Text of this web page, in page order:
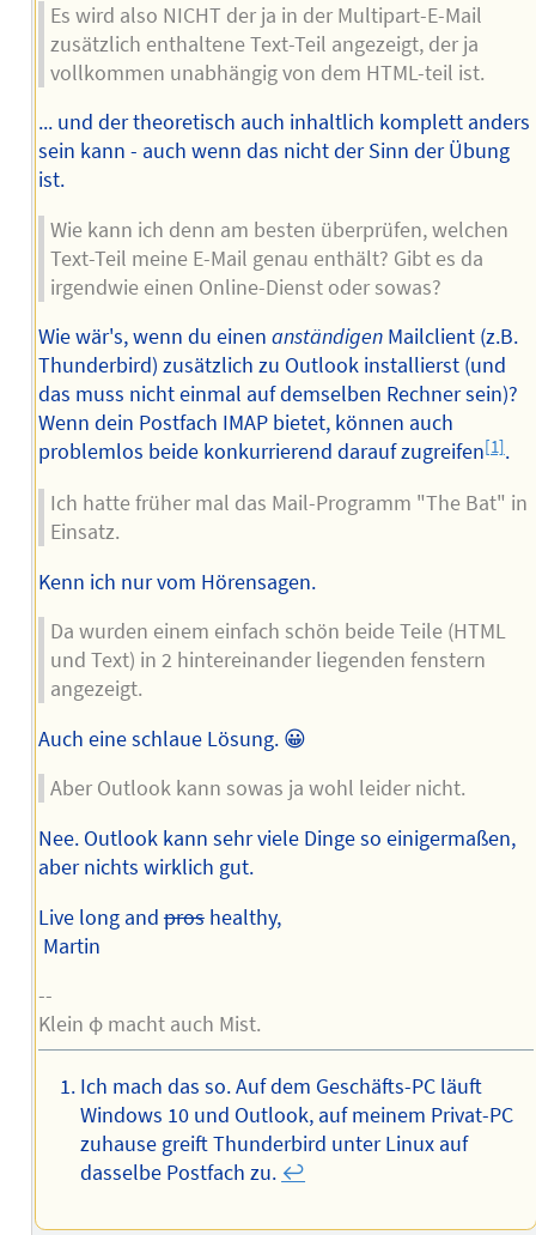
Es wird also NICHT der ja in der Multipart-E-Mail
zusätzlich enthaltene Text-Teil angezeigt, der ja
vollkommen unabhängig von dem HTML-teil ist.
... und der theoretisch auch inhaltlich komplett anders
sein kann - auch wenn das nicht der Sinn der Übung
ist.
Wie kann ich denn am besten überprüfen, welchen
Text-Teil meine E-Mail genau enthält? Gibt es da
irgendwie einen Online-Dienst oder sowas?
Wie wär's, wenn du einen anständigenMailclient (z.B.
Thunderbird) zusätzlich zu Outlook installierst (und
das muss nicht einmal auf demselben Rechner sein)?
Wenn dein Postfach IMAP bietet, können auch
problemlos beide konkurrierend darauf zugreifen[1].
Ich hatte früher mal das Mail-Programm "The Bat" in
Einsatz.
Kenn ich nur vom Hörensagen.
Da wurden einem einfach schön beide Teile (HTML
und Text) in 2 hintereinander liegenden fenstern
angezeigt.
Auch eine schlaue Lösung. 😀
Aber Outlook kann sowas ja wohl leider nicht.
Nee. Outlook kann sehr viele Dinge so einigermaßen,
aber nichts wirklich gut.
Live long andproshealthy,
Martin
--
Klein φ macht auch Mist.
Ich mach das so. Auf dem Geschäfts-PC läuft
Windows 10 und Outlook, auf meinem Privat-PC
zuhause greift Thunderbird unter Linux auf
dasselbe Postfach zu. ↩︎